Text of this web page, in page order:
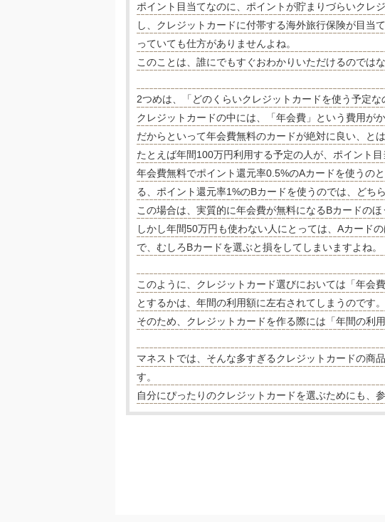
ポイント目当てなのに、ポイントが貯まりづらいクレ
し、クレジットカードに付帯する海外旅行保険が目当
っていても仕方がありませんよね。
このことは、誰にでもすぐおわかりいただけるのではな
2つめは、「どのくらいクレジットカードを使う予定な
クレジットカードの中には、「年会費」という費用が
だからといって年会費無料のカードが絶対に良い、と
たとえば年間100万円利用する予定の人が、ポイント
年会費無料でポイント還元率0.5%のAカードを使うの
る、ポイント還元率1%のBカードを使うのでは、どち
この場合は、実質的に年会費が無料になるBカードのほ
しかし年間50万円も使わない人にとっては、Aカード
で、むしろBカードを選ぶと損をしてしまいますよね。
このように、クレジットカード選びにおいては「年会
とするかは、年間の利用額に左右されてしまうのです。
そのため、クレジットカードを作る際には「年間の利
マネストでは、そんな多すぎるクレジットカードの商
す。
自分にぴったりのクレジットカードを選ぶためにも、